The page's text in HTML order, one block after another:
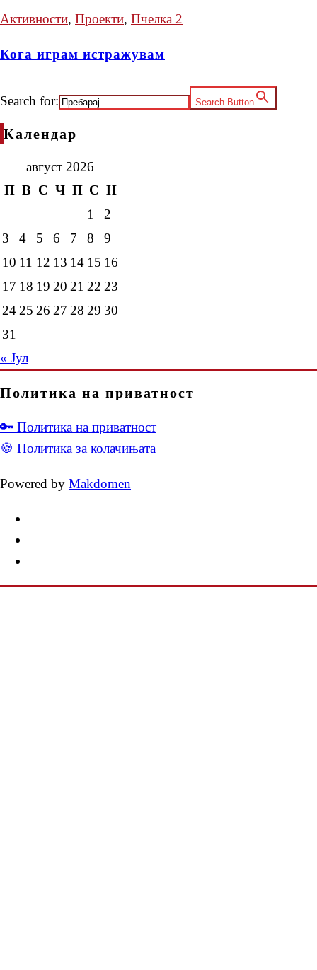
Активности, Проекти, Пчелка 2
Кога играм истражувам
Search for: Search Button
Календар
август 2026
П В С Ч П С Н
1
2
3
4 5 6 7 8
9
10 11 12 13 14 15 16
17 18 19 20 21 22 23
24 25 26 27 28 29 30
31
« Јул
Политика на приватност
🔑 Политика на приватност
🍪 Политика за колачињата
Powered by Makdomen